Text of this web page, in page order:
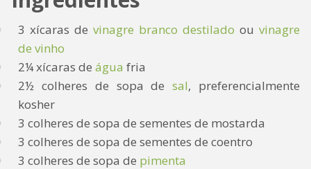
3 xícaras de vinagre branco destilado ou vinagre
de vinho
2¼ xícaras de água fria
2½ colheres de sopa desal, preferencialmente
kosher
3 colheres de sopa de sementes de mostarda
3 colheres de sopa de sementes de coentro
3 colheres de sopa de pimenta